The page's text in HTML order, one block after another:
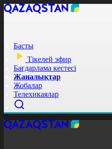
Басты
Тікелей эфир
Бағдарлама кестесі
Жаңалықтар
Жобалар
Телехикаялар